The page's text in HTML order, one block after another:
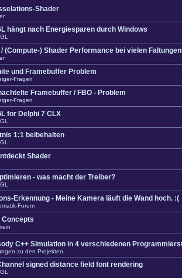
Shader
hängt nach Energiesparen durch Windows
(Compute-) Shader Performance bei vielen Faltungen
und Framebuffer Problem
Fragen
Framebuffer / FBO - Problem
Fragen
for Delphi 7 CLX
1:1 beibehalten
Shader
- was macht der Treiber?
Erkennung - Meine Kamera läuft die Wand hoch. :(
Forum
Concepts
C++ Simulation in 4 verschiedenen
zu den Projekten
signed distance field font rendering